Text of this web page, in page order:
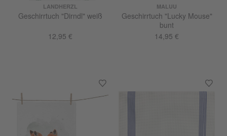
LANDHERZL
Geschirrtuch "Dirndl" weiß
12,95 €
MALUU
Geschirrtuch "Lucky Mouse"
bunt
14,95 €